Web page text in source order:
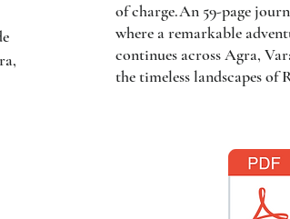
of charge.An 59-page
where a remarkable
continues across Agra,
the timeless landscapes of